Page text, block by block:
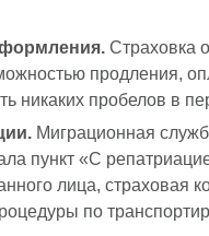
Страховка
продления,
никаких пробелов в
Миграционная
пункт «С
лица, страховая
по